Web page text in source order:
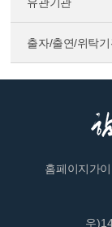
출자/출연/위탁
홈페이지가
우